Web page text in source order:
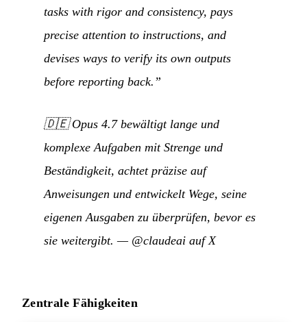
tasks with rigor and consistency, pays
precise attention to instructions, and
devises ways to verify its own outputs
before reporting back.”
🇩🇪Opus 4.7 bewältigt lange und
komplexe Aufgaben mit Strenge und
Beständigkeit, achtet präzise auf
Anweisungen und entwickelt Wege, seine
eigenen Ausgaben zu überprüfen, bevor es
sie weitergibt. — @claudeai auf X
Zentrale Fähigkeiten